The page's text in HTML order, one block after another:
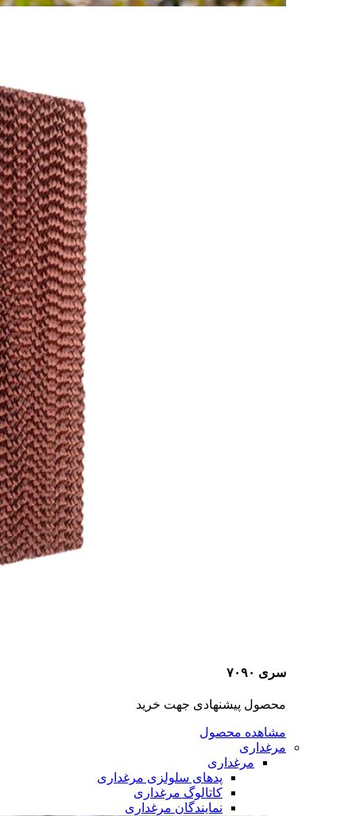
سری ۷۰۹۰
محصول پیشنهادی جهت خرید
مشاهده محصول
مرغداری
مرغداری
پدهای سلولزی مرغداری
کاتالوگ مرغداری
نمایندگان مرغداری